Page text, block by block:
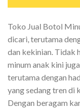
Toko Jual Botol
dicari, terutama
dan kekinian. Tidak
minum anak kini
terutama dengan
yang sedang tren di
Dengan beragam